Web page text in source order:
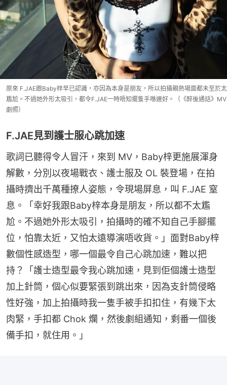
原來 F.JAE跟Baby梓早已認識，亦因為本身是朋友，所以拍攝親熱場面都未至於太
尷尬。不過她外形太吸引，都令F.JAE一時唔知擺隻手喺邊好。（《醉後通話》MV
劇照）
F.JAE見到護士服心跳加速
歌詞已聽得令人冒汗，來到 MV，Baby梓更施展渾身
解數，分別以夜場戰衣、護士服及 OL 裝登場，在拍
攝時擠出千萬種撩人姿態，令現場屏息，叫 F.JAE 窒
息。「幸好我跟Baby梓本身是朋友，所以都不太尷
尬。不過她外形太吸引，拍攝時的確不知自己手腳擺
位，怕靠太近，又怕太遠導演唔收貨。」面對Baby梓
數個性感造型，哪一個最令自己心跳加速，難以把
持？「護士造型最令我心跳加速，見到佢個護士造型
加上針筒，個心似要緊張到跳出來，因為支針筒侵略
性好強，加上拍攝時我一隻手被手扣扣住，有幾下太
肉緊，手扣都 Chok 爛，然後劇組通知，剩番一個後
備手扣，就住用。」